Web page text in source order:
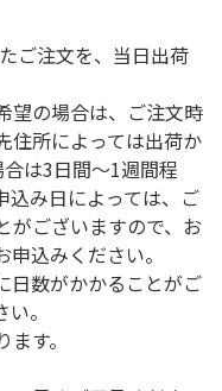
ご注文を、当日出荷
望の場合は、ご注文時
住所によっては出荷か
は3日間～1週間程
込み日によっては、ご
がございますので、お
込みください。
日数がかかることがご
。
す。